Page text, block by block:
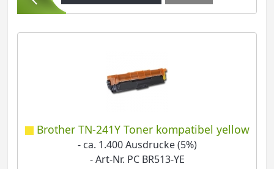
Brother TN-241Y Toner kompatibel yellow
- ca. 1.400 Ausdrucke (5%)
- Art-Nr. PC BR513-YE